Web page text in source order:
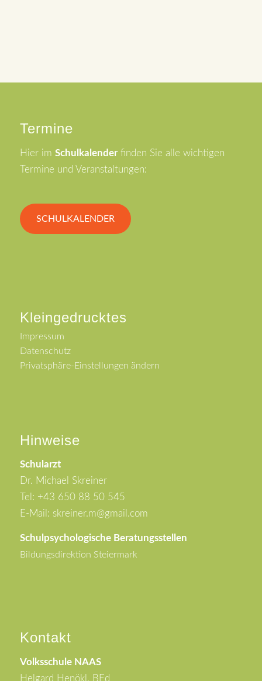
Termine
Hier im Schulkalenderfinden Sie alle wichtigen
Termine und Veranstaltungen:
SCHULKALENDER
Kleingedrucktes
Impressum
Datenschutz
Privatsphäre-Einstellungen ändern
Hinweise
Schularzt
Dr. Michael Skreiner
Tel: +43 650 88 50 545
E-Mail: skreiner.m@gmail.com
Schulpsychologische Beratungsstellen
Bildungsdirektion Steiermark
Kontakt
Volksschule NAAS
Helgard Henökl, BEd